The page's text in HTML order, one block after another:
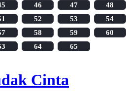
46 47
48
52 53
54
58 59
60
64 65
Cinta